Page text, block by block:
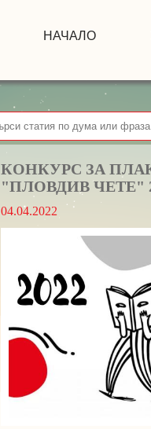
НАЧАЛО
КОНКУРС ЗА
"ПЛОВДИВ ЧЕТЕ"
04.04.2022